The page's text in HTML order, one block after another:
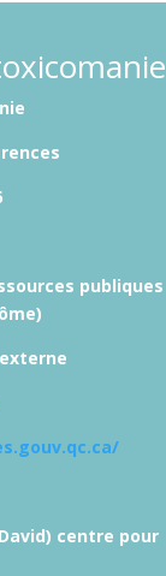
publiques
centre pour